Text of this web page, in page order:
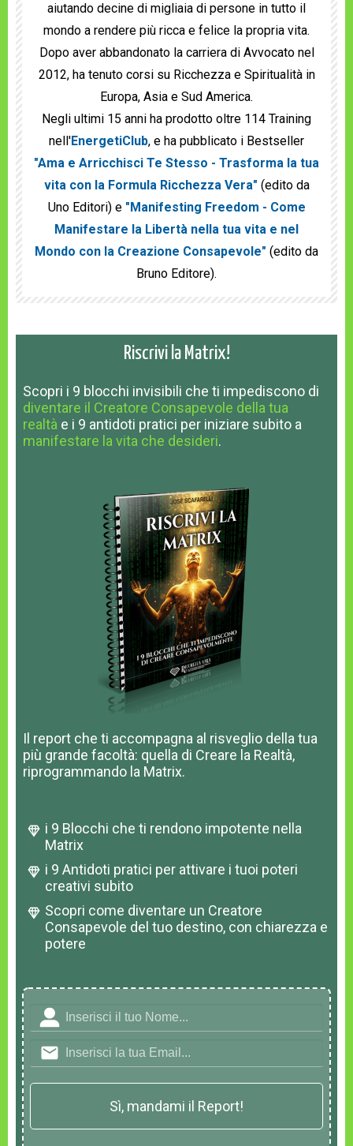
aiutando decine di migliaia di persone in tutto il
mondo a rendere più ricca e felice la propria vita.
Dopo aver abbandonato la carriera di Avvocato nel
2012, ha tenuto corsi su Ricchezza e Spiritualità in
Europa, Asia e Sud America.
Negli ultimi 15 anni ha prodotto oltre 114 Training
nell'EnergetiClub, e ha pubblicato i Bestseller
"Ama e Arricchisci Te Stesso - Trasforma la tua
vita con la Formula Ricchezza Vera" (edito da
Uno Editori) e "Manifesting Freedom - Come
Manifestare la Libertà nella tua vita e nel
Mondo con la Creazione Consapevole" (edito da
Bruno Editore).
Riscrivi la Matrix!
Scopri i 9 blocchi invisibili che ti impediscono di
diventare il Creatore Consapevole della tua
realtà e i 9 antidoti pratici per iniziare subito a
manifestare la vita che desideri.
Il report che ti accompagna al risveglio della tua
più grande facoltà: quella di Creare la Realtà,
riprogrammando la Matrix.
i 9 Blocchi che ti rendono impotente nella
Matrix
i 9 Antidoti pratici per attivare i tuoi poteri
creativi subito
Scopri come diventare un Creatore
Consapevole del tuo destino, con chiarezza e
potere
Sì, mandami il Report!